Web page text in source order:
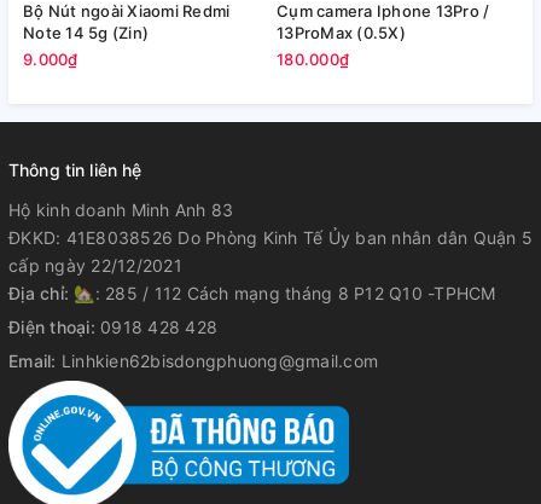
Bộ Nút ngoài Xiaomi Redmi
Note 14 5g (Zin)
9.000₫
Cụm camera Iphone 13Pro /
13ProMax (0.5X)
180.000₫
Thông tin liên hệ
Hộ kinh doanh Minh Anh 83
ĐKKD: 41E8038526 Do Phòng Kinh Tế Ủy ban nhân dân Quận 5
cấp ngày 22/12/2021
Địa chỉ: 🏡: 285 / 112 Cách mạng tháng 8 P12 Q10 -TPHCM
Điện thoại: 0918 428 428
Email: Linhkien62bisdongphuong@gmail.com